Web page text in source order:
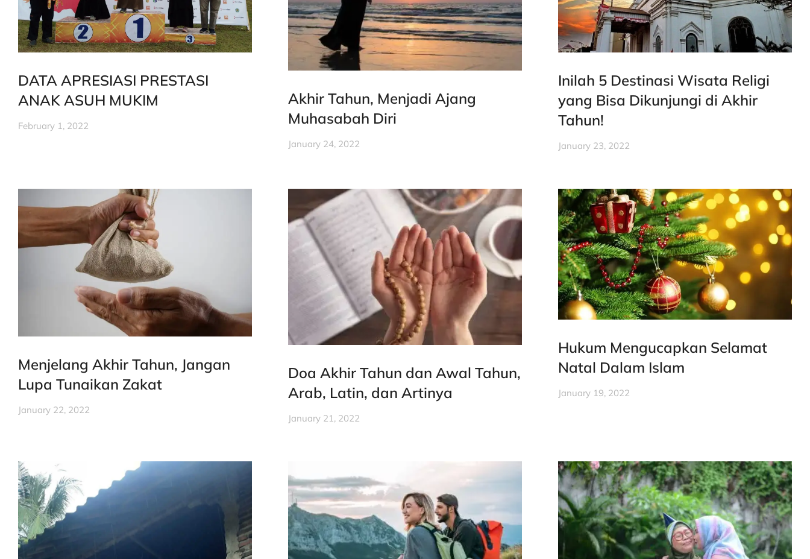
DATA APRESIASI PRESTASI
ANAK ASUH MUKIM
February 1, 2022
Akhir Tahun, Menjadi Ajang
Muhasabah Diri
January 24, 2022
Inilah 5 Destinasi Wisata Religi
yang Bisa Dikunjungi di Akhir
Tahun!
January 23, 2022
Menjelang Akhir Tahun, Jangan
Lupa Tunaikan Zakat
January 22, 2022
Doa Akhir Tahun dan Awal Tahun,
Arab, Latin, dan Artinya
January 21, 2022
Hukum Mengucapkan Selamat
Natal Dalam Islam
January 19, 2022